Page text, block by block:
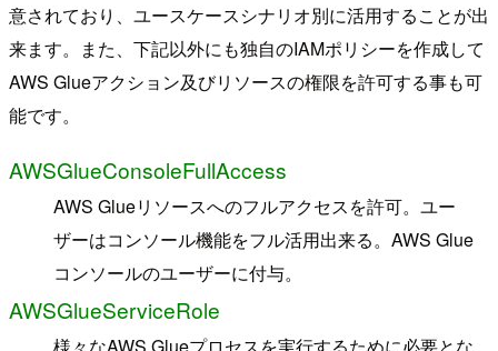
意されており、ユースケースシナリオ別に活用することが出
来ます。また、下記以外にも独自のIAMポリシーを作成して
AWS Glueアクション及びリソースの権限を許可する事も可
能です。
AWSGlueConsoleFullAccess
AWS Glueリソースへのフルアクセスを許可。ユー
ザーはコンソール機能をフル活用出来る。AWS Glue
コンソールのユーザーに付与。
AWSGlueServiceRole
様々なAWS Glueプロセスを実行するために必要とな